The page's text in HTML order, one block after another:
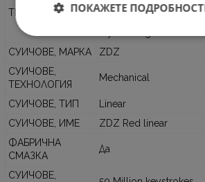
ТИП
Anti-Ghosting
СУИЧОВЕ, МАРКА
ZDZ
СУИЧОВЕ,
ТЕХНОЛОГИЯ
Mechanical
СУИЧОВЕ, ТИП
Linear
СУИЧОВЕ, ИМЕ
ZDZ Red linear
ФАБРИЧНА
СМАЗКА
Да
СУИЧОВЕ,
ПОКАЖЕТЕ